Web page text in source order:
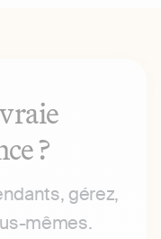
?
gérez,
mêmes.